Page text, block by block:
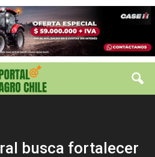
busca fortalecer